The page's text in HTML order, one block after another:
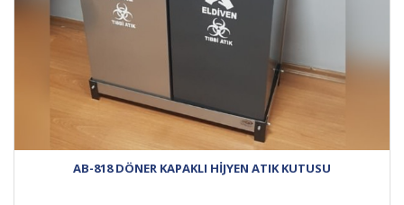
AB-818 DÖNER KAPAKLI HİJYEN ATIK KUTUSU